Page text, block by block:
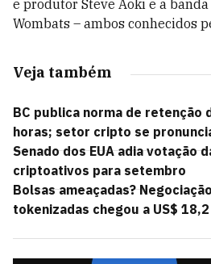
e produtor Steve Aoki e a
Wombats – ambos conhecidos
Veja também
BC publica norma de retenção
horas; setor cripto se
Senado dos EUA adia votação
criptoativos para setembro
Bolsas ameaçadas?
tokenizadas chegou a US$